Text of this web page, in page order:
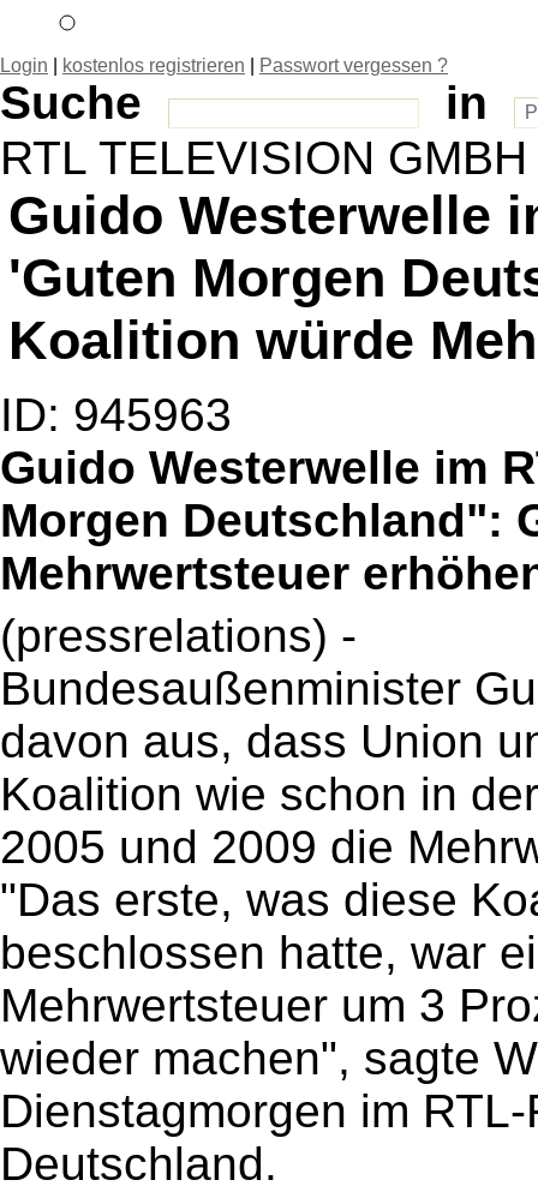
Login kostenlos registrieren Passwort vergessen ?
Suche
in
RTL TELEVISION GMBH
Guido Westerwelle
'Guten Morgen
Koalition würde
ID: 945963
Guido Westerwelle im
Morgen Deutschland":
Mehrwertsteuer
(pressrelations) -
Bundesaußenminister
davon aus, dass Union
Koalition wie schon in
2005 und 2009 die
"Das erste, was diese
beschlossen hatte, war
Mehrwertsteuer um 3
wieder machen", sagte
Dienstagmorgen im
Deutschland.